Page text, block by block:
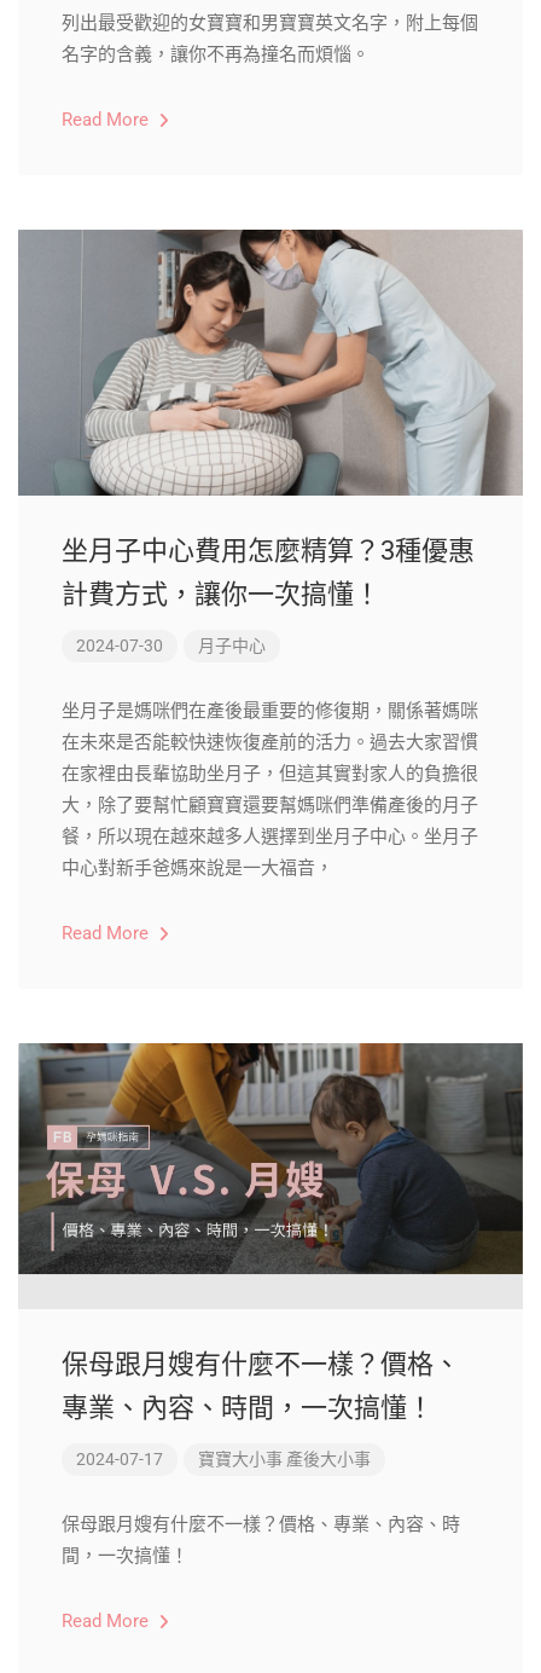
列出最受歡迎的女寶寶和男寶寶英文名字，附上每個
名字的含義，讓你不再為撞名而煩惱。
Read More
坐月子中心費用怎麼精算？3種優惠
計費方式，讓你一次搞懂！
2024-07-30 月子中心
坐月子是媽咪們在產後最重要的修復期，關係著媽咪
在未來是否能較快速恢復產前的活力。過去大家習慣
在家裡由長輩協助坐月子，但這其實對家人的負擔很
大，除了要幫忙顧寶寶還要幫媽咪們準備產後的月子
餐，所以現在越來越多人選擇到坐月子中心。坐月子
中心對新手爸媽來說是一大福音，
Read More
保母跟月嫂有什麼不一樣？價格、
專業、內容、時間，一次搞懂！
2024-07-17 寶寶大小事 產後大小事
保母跟月嫂有什麼不一樣？價格、專業、內容、時
間，一次搞懂！
Read More